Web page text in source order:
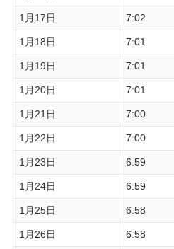
1月17日 7:02
1月18日 7:01
1月19日 7:01
1月20日 7:01
1月21日 7:00
1月22日 7:00
1月23日 6:59
1月24日 6:59
1月25日 6:58
1月26日 6:58